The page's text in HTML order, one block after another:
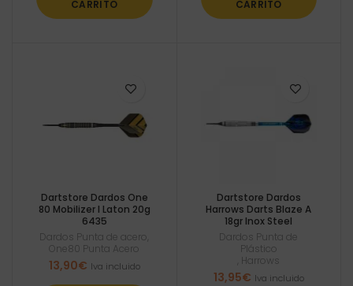
CARRITO
CARRITO
Dartstore Dardos One
80 Mobilizer I Laton 20g
6435
Dardos Punta de acero
One80 Punta Acero
13,90€ Iva incluido
Dartstore Dardos
Harrows Darts Blaze A
18gr Inox Steel
Dardos Punta de
Plástico
Harrows
13,95€ Iva incluido